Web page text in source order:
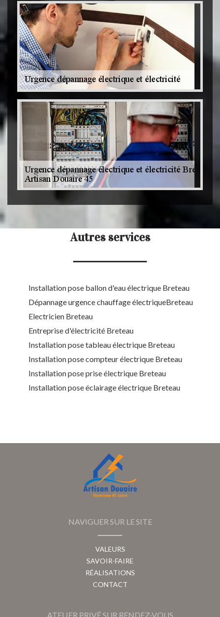
Autres services
Installation pose ballon d'eau électrique Breteau
Dépannage urgence chauffage électriqueBreteau
Electricien Breteau
Entreprise d'électricité Breteau
Installation pose tableau électrique Breteau
Installation pose compteur électrique Breteau
Installation pose prise électrique Breteau
Installation pose éclairage électrique Breteau
NAVIGUER SUR LE SITE
VALEURS
SAVOIR-FAIRE
RÉALISATIONS
CONTACT
ATELIER PRIVÉ SUR RENDEZ-VOUS